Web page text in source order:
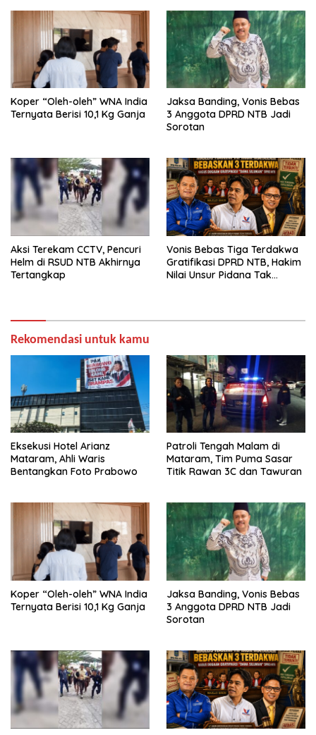
Koper “Oleh-oleh” WNA India
Ternyata Berisi 10,1 Kg Ganja
Jaksa Banding, Vonis Bebas
3 Anggota DPRD NTB Jadi
Sorotan
Aksi Terekam CCTV, Pencuri
Helm di RSUD NTB Akhirnya
Tertangkap
Vonis Bebas Tiga Terdakwa
Gratifikasi DPRD NTB, Hakim
Nilai Unsur Pidana Tak
Rekomendasi untuk kamu
Eksekusi Hotel Arianz
Mataram, Ahli Waris
Bentangkan Foto Prabowo
Patroli Tengah Malam di
Mataram, Tim Puma Sasar
Titik Rawan 3C dan Tawuran
Koper “Oleh-oleh” WNA India
Ternyata Berisi 10,1 Kg Ganja
Jaksa Banding, Vonis Bebas
3 Anggota DPRD NTB Jadi
Sorotan